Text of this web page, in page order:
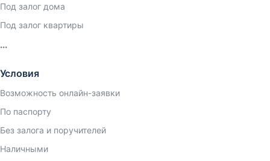
Под залог дома
Под залог квартиры
Условия
Возможность онлайн-заявки
По паспорту
Без залога и поручителей
Наличными